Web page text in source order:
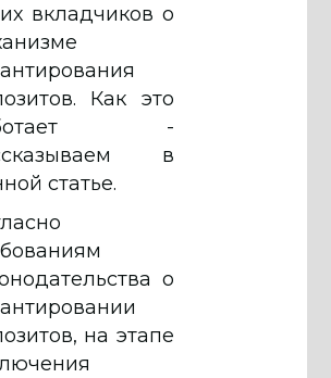
вкладчиков о
Как это
-
в
статье.
о
на этапе